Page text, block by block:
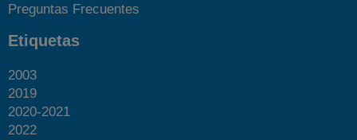
Preguntas Frecuentes
Etiquetas
2003
2019
2020-2021
2022